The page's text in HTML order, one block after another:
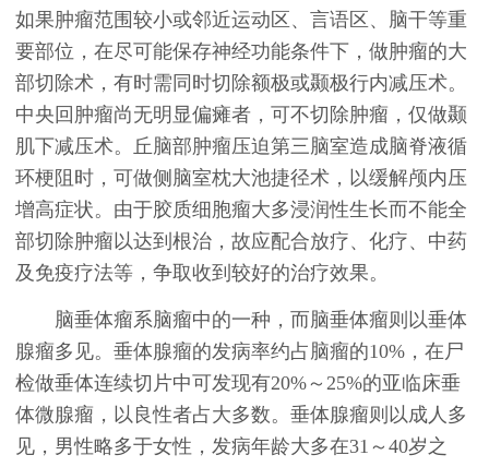
如果肿瘤范围较小或邻近运动区、言语区、脑干等重
要部位，在尽可能保存神经功能条件下，做肿瘤的大
部切除术，有时需同时切除额极或颞极行内减压术。
中央回肿瘤尚无明显偏瘫者，可不切除肿瘤，仅做颞
肌下减压术。丘脑部肿瘤压迫第三脑室造成脑脊液循
环梗阻时，可做侧脑室枕大池捷径术，以缓解颅内压
增高症状。由于胶质细胞瘤大多浸润性生长而不能全
部切除肿瘤以达到根治，故应配合放疗、化疗、中药
及免疫疗法等，争取收到较好的治疗效果。
脑垂体瘤系脑瘤中的一种，而脑垂体瘤则以垂体
腺瘤多见。垂体腺瘤的发病率约占脑瘤的10%，在尸
检做垂体连续切片中可发现有20%～25%的亚临床垂
体微腺瘤，以良性者占大多数。垂体腺瘤则以成人多
见，男性略多于女性，发病年龄大多在31～40岁之